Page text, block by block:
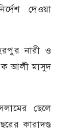
দেওয়া
নারী ও
আলী মাসুদ
ছেলে
কারাদণ্ড